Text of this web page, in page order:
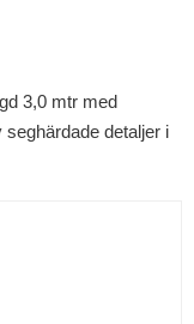
3,0 mtr med
detaljer i